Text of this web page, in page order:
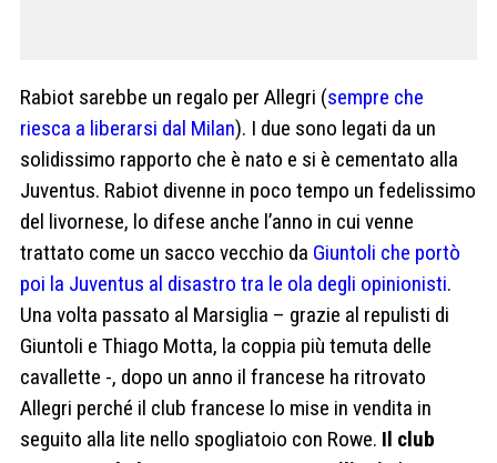
Rabiot sarebbe un regalo per Allegri (sempre che
riesca a liberarsi dal Milan). I due sono legati da un
solidissimo rapporto che è nato e si è cementato alla
Juventus. Rabiot divenne in poco tempo un fedelissimo
del livornese, lo difese anche l’anno in cui venne
trattato come un sacco vecchio da Giuntoli che portò
poi la Juventus al disastro tra le ola degli opinionisti.
Una volta passato al Marsiglia – grazie al repulisti di
Giuntoli e Thiago Motta, la coppia più temuta delle
cavallette -, dopo un anno il francese ha ritrovato
Allegri perché il club francese lo mise in vendita in
seguito alla lite nello spogliatoio con Rowe. Il club